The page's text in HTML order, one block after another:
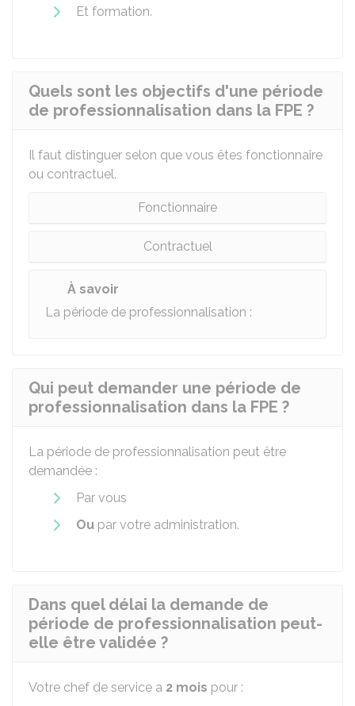
Et formation.
Quels sont les objectifs d'une période
de professionnalisation dans la FPE ?
Il faut distinguer selon que vous êtes fonctionnaire
ou contractuel.
Fonctionnaire
Contractuel
À savoir
La période de professionnalisation :
Qui peut demander une période de
professionnalisation dans la FPE ?
La période de professionnalisation peut être
demandée :
Par vous
Ou par votre administration.
Dans quel délai la demande de
période de professionnalisation peut-
elle être validée ?
Votre chef de service a 2 mois pour :